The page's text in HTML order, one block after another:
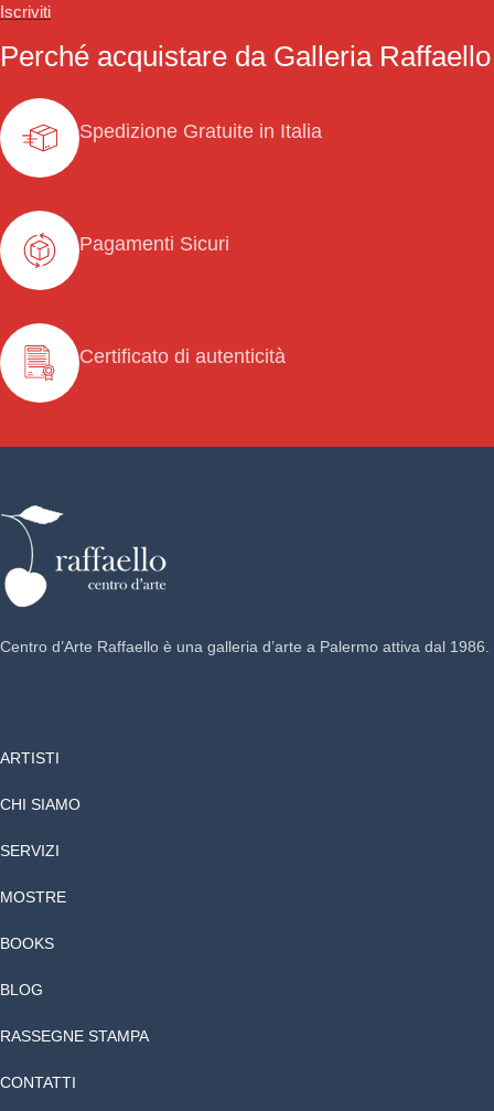
Iscriviti
Perché acquistare da Galleria Raffaello
Spedizione Gratuite in Italia
Pagamenti Sicuri
Certificato di autenticità
Centro d’Arte Raffaello è una galleria d’arte a Palermo attiva dal 1986.
ARTISTI
CHI SIAMO
SERVIZI
MOSTRE
BOOKS
BLOG
RASSEGNE STAMPA
CONTATTI